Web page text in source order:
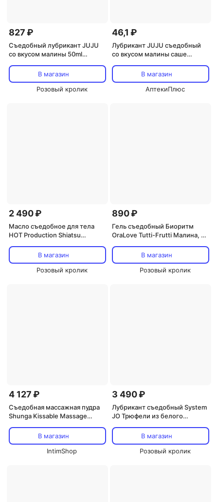
827 ₽
Съедобный лубрикант JUJU
со вкусом малины 50ml
В магазин
Розовый кролик
46,1 ₽
Лубрикант JUJU съедобный
со вкусом малины саше
В магазин
АптекиПлюс
2 490 ₽
Масло съедобное для тела
HOT Production Shiatsu
В магазин
Розовый кролик
890 ₽
Гель съедобный Биоритм
OraLove Tutti-Frutti Малина, 30
В магазин
Розовый кролик
4 127 ₽
Съедобная массажная пудра
Shunga Kissable Massage
В магазин
IntimShop
3 490 ₽
Лубрикант съедобный System
JO Трюфели из белого
В магазин
Розовый кролик